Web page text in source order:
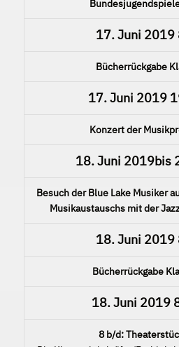
17. Juni 2019
Bücherrückgabe
17. Juni 2019
Konzert der
18. Juni 2019bis
Besuch der Blue Lake Musiker
Musikaustauschs mit der
18. Juni 2019
Bücherrückgabe
18. Juni 2019
8 b/d: